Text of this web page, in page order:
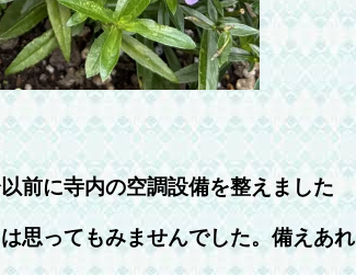
前に寺内の空調設備を整えました
思ってもみませんでした。備えあれ